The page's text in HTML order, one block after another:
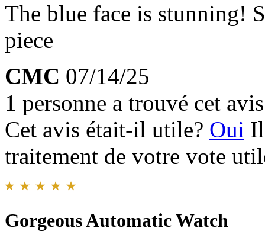
The blue face is stunning!
piece
CMC 07/14/25
1 personne a trouvé cet
Cet avis était-il utile? Oui
traitement de votre vote
Gorgeous Automatic Watch